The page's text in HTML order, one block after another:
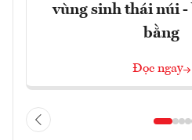
vùng sinh thái núi -
bằng
Đọc ngay